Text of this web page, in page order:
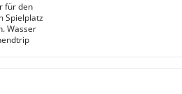
für den
Spielplatz
Wasser